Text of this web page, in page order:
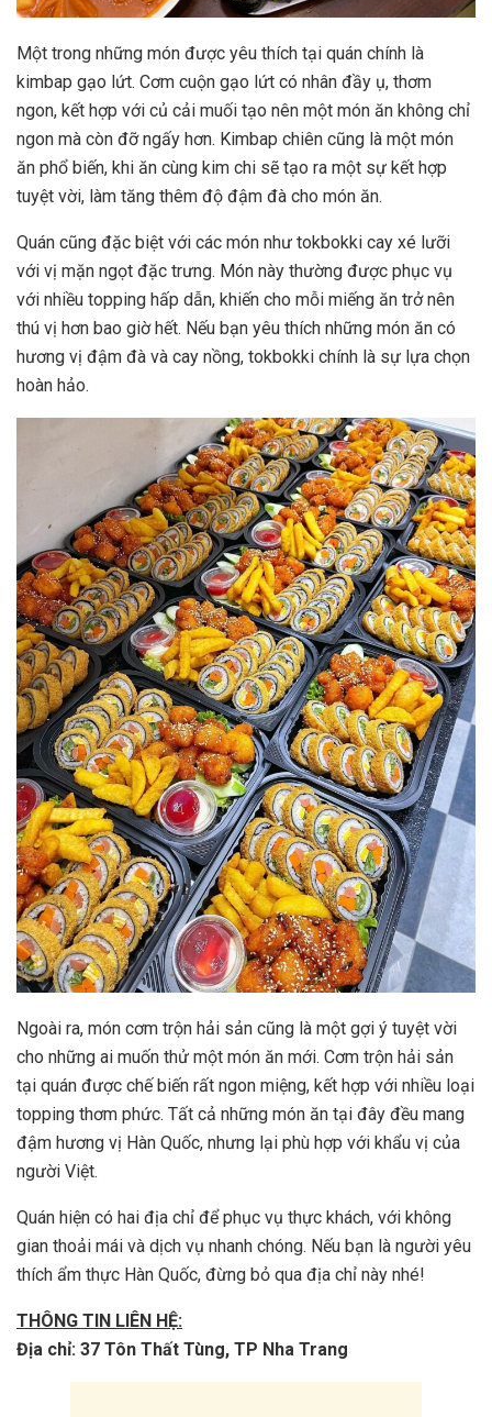
Một trong những món được yêu thích tại quán chính là
kimbap gạo lứt. Cơm cuộn gạo lứt có nhân đầy ụ, thơm
ngon, kết hợp với củ cải muối tạo nên một món ăn không chỉ
ngon mà còn đỡ ngấy hơn. Kimbap chiên cũng là một món
ăn phổ biến, khi ăn cùng kim chi sẽ tạo ra một sự kết hợp
tuyệt vời, làm tăng thêm độ đậm đà cho món ăn.
Quán cũng đặc biệt với các món như tokbokki cay xé lưỡi
với vị mặn ngọt đặc trưng. Món này thường được phục vụ
với nhiều topping hấp dẫn, khiến cho mỗi miếng ăn trở nên
thú vị hơn bao giờ hết. Nếu bạn yêu thích những món ăn có
hương vị đậm đà và cay nồng, tokbokki chính là sự lựa chọn
hoàn hảo.
Ngoài ra, món cơm trộn hải sản cũng là một gợi ý tuyệt vời
cho những ai muốn thử một món ăn mới. Cơm trộn hải sản
tại quán được chế biến rất ngon miệng, kết hợp với nhiều loại
topping thơm phức. Tất cả những món ăn tại đây đều mang
đậm hương vị Hàn Quốc, nhưng lại phù hợp với khẩu vị của
người Việt.
Quán hiện có hai địa chỉ để phục vụ thực khách, với không
gian thoải mái và dịch vụ nhanh chóng. Nếu bạn là người yêu
thích ẩm thực Hàn Quốc, đừng bỏ qua địa chỉ này nhé!
THÔNG TIN LIÊN HỆ:
Địa chỉ: 37 Tôn Thất Tùng, TP Nha Trang